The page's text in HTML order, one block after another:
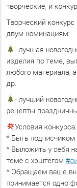
творческие, и
Творческий
двум номинациям:
- лучшая
изделия по теме,
любого материала,
др.
- лучший
рецепты
Условия конкурса:
* Быть
* Выложить у себя
теме с хэштегом
* Обращаем ваше
принимается одно